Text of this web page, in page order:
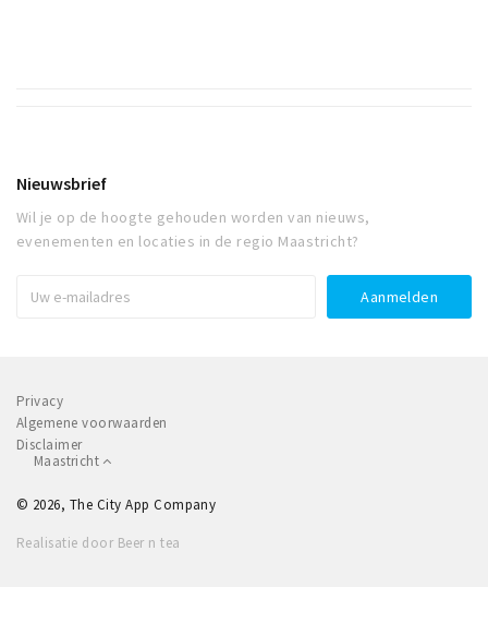
Nieuwsbrief
Wil je op de hoogte gehouden worden van nieuws,
evenementen en locaties in de regio Maastricht?
Privacy
Algemene voorwaarden
Disclaimer
Maastricht
© 2026, The City App Company
Realisatie door Beer n tea